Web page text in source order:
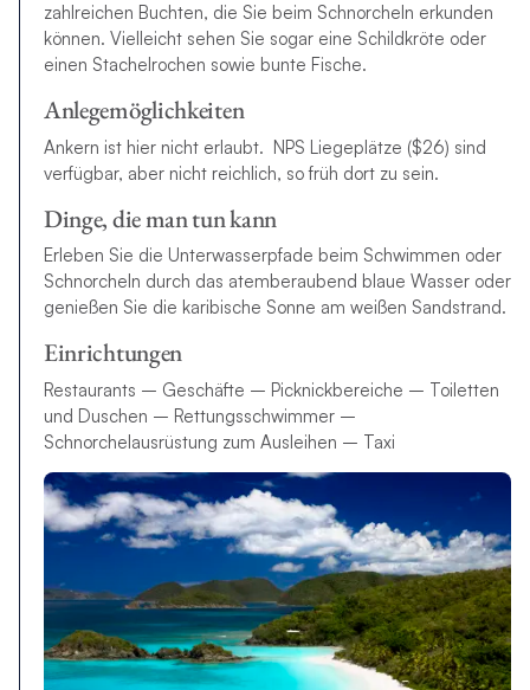
zahlreichen Buchten, die Sie beim Schnorcheln erkunden
können. Vielleicht sehen Sie sogar eine Schildkröte oder
einen Stachelrochen sowie bunte Fische.
Anlegemöglichkeiten
Ankern ist hier nicht erlaubt. NPS Liegeplätze ($26) sind
verfügbar, aber nicht reichlich, so früh dort zu sein.
Dinge, die man tun kann
Erleben Sie die Unterwasserpfade beim Schwimmen oder
Schnorcheln durch das atemberaubend blaue Wasser oder
genießen Sie die karibische Sonne am weißen Sandstrand.
Einrichtungen
Restaurants – Geschäfte – Picknickbereiche – Toiletten
und Duschen – Rettungsschwimmer –
Schnorchelausrüstung zum Ausleihen – Taxi